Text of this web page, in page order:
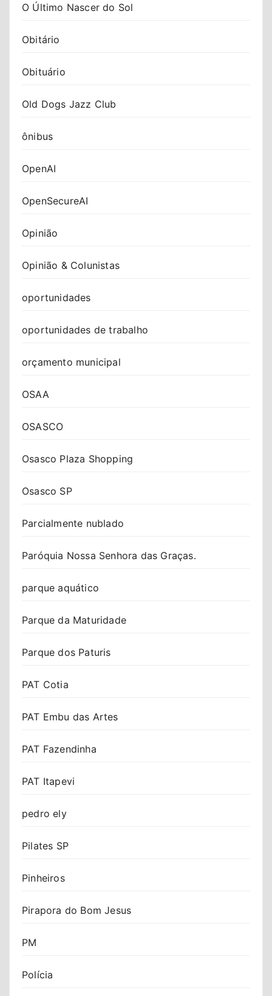
O Último Nascer do Sol
Obitário
Obituário
Old Dogs Jazz Club
ônibus
OpenAI
OpenSecureAI
Opinião
Opinião & Colunistas
oportunidades
oportunidades de trabalho
orçamento municipal
OSAA
OSASCO
Osasco Plaza Shopping
Osasco SP
Parcialmente nublado
Paróquia Nossa Senhora das Graças.
parque aquático
Parque da Maturidade
Parque dos Paturis
PAT Cotia
PAT Embu das Artes
PAT Fazendinha
PAT Itapevi
pedro ely
Pilates SP
Pinheiros
Pirapora do Bom Jesus
PM
Polícia